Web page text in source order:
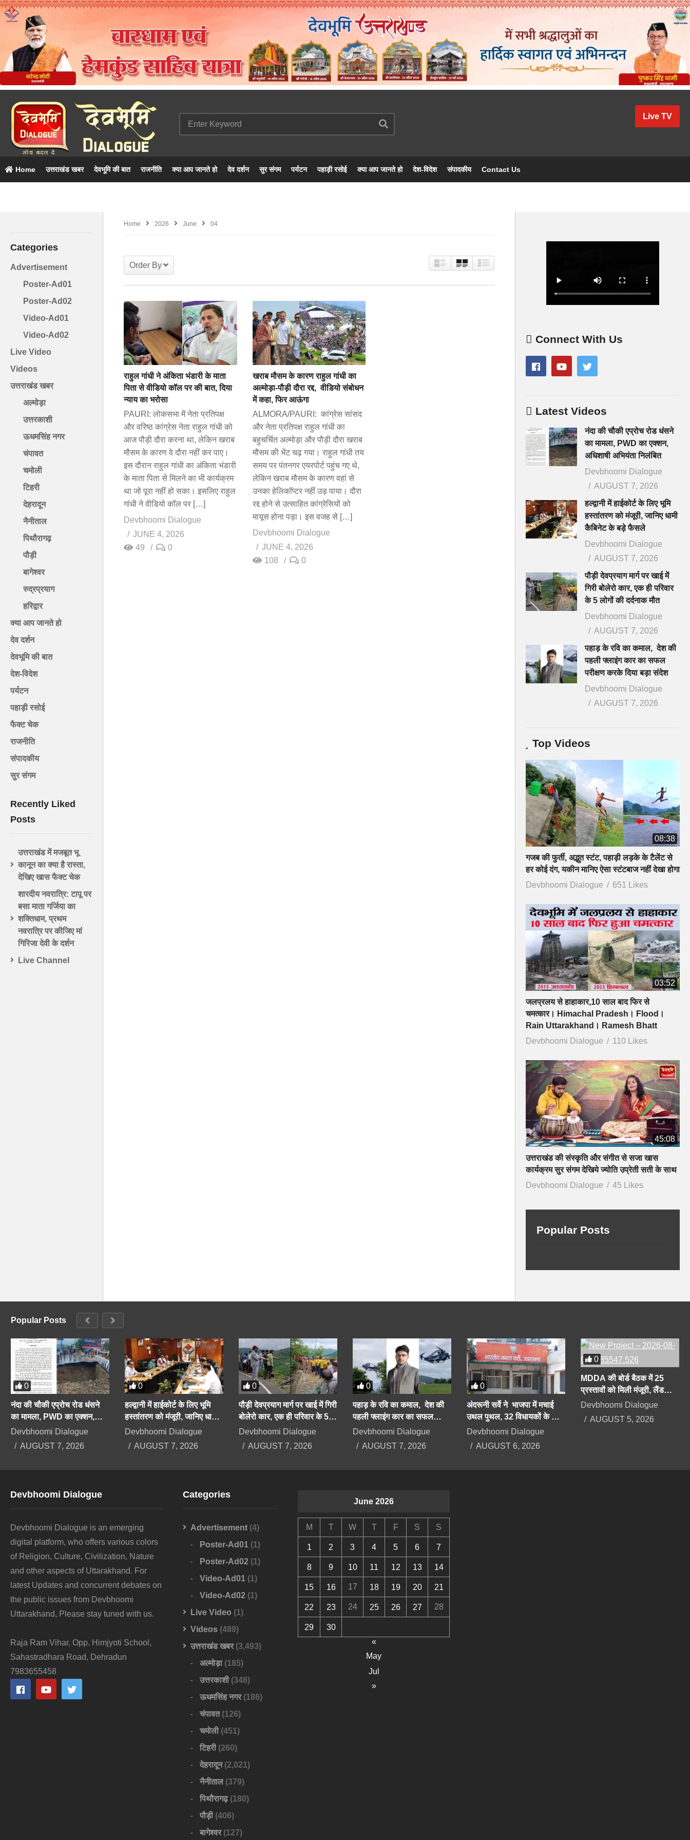
Live TV
Home उत्तराखंड खबर देवभूमि की बात राजनीति क्या आप जानते हो देव दर्शन सुर संगम पर्यटन पहाड़ी रसोई क्या आप जानते हो देश-विदेश संपादकीय Contact Us
Categories
Advertisement
Poster-Ad01
Poster-Ad02
Video-Ad01
Video-Ad02
Live Video
Videos
उत्तराखंड खबर
अल्मोड़ा
उत्तरकाशी
ऊधमसिंह नगर
चंपावत
चमोली
टिहरी
देहरादून
नैनीताल
पिथौरागढ़
पौड़ी
बागेश्वर
रुद्रप्रयाग
हरिद्वार
क्या आप जानते हो
देव दर्शन
देवभूमि की बात
देश-विदेश
पर्यटन
पहाड़ी रसोई
फैक्ट चेक
राजनीति
संपादकीय
सुर संगम
Recently Liked
Posts
उत्तराखंड में मजबूत भू
कानून का क्या है रास्ता,
देखिए खास फैक्ट चेक
शारदीय नवरात्रि: टापू पर
बसा माता गर्जिया का
शक्तिधाम, प्रथम
नवरात्रि पर कीजिए मां
गिरिजा देवी के दर्शन
Live Channel
Home 2026 June 04
Order By
राहुल गांधी ने अंकिता भंडारी के माता
पिता से वीडियो कॉल पर की बात, दिया
न्याय का भरोसा
PAURI: लोकसभा में नेता प्रतिपक्ष
और वरिष्ठ कांग्रेस नेता राहुल गांधी को
आज पौड़ी दौरा करना था, लेकिन खराब
मौसम के कारण वे दौरा नहीं कर पाए।
इस दौरान राहुल गांधी का अंकिता भंडारी
के माता पिता से मिलने का भी कार्यक्रम
था जो पूरा नहीं हो सका। इसलिए राहुल
गांधी ने वीडियो कॉल पर […]
Devbhoomi Dialogue
JUNE 4, 2026
49
0
खराब मौसम के कारण राहुल गांधी का
अल्मोड़ा-पौड़ी दौरा रद्द, वीडियो संबोधन
में कहा, फिर आऊंगा
ALMORA/PAURI: कांग्रेस सांसद
और नेता प्रतिपक्ष राहुल गांधी का
बहुचर्चित अल्मोड़ा और पौड़ी दौरा खराब
मौसम की भेंट चढ़ गया। राहुल गांधी तय
समय पर पंतनगर एयरपोर्ट पहुंच गए थे,
लेकिन खराब मौसम के कारण वहां से
उनका हेलिकॉप्टर नहीं उड़ पाया। दौरा
रद्द होने से उत्साहित कांग्रेसियों को
मायूस होना पड़ा। इस वजह से […]
Devbhoomi Dialogue
JUNE 4, 2026
108
0
Connect With Us
Latest Videos
नंदा की चौकी एप्रोच रोड धंसने
का मामला, PWD का एक्शन,
अधिशाषी अभियंता निलंबित
Devbhoomi Dialogue
AUGUST 7, 2026
हल्द्वानी में हाईकोर्ट के लिए भूमि
हस्तांतरण को मंजूरी, जानिए धामी
कैबिनेट के बड़े फैसले
Devbhoomi Dialogue
AUGUST 7, 2026
पौड़ी देवप्रयाग मार्ग पर खाई में
गिरी बोलेरो कार, एक ही परिवार
के 5 लोगों की दर्दनाक मौत
Devbhoomi Dialogue
AUGUST 7, 2026
पहाड़ के रवि का कमाल, देश की
पहली फ्लाइंग कार का सफल
परीक्षण करके दिया बड़ा संदेश
Devbhoomi Dialogue
AUGUST 7, 2026
Top Videos
08:38
गजब की फुर्ती, अद्भुत स्टंट, पहाड़ी लड़के के टैलेंट से
हर कोई दंग, यकीन मानिए ऐसा स्टंटबाज नहीं देखा होगा
Devbhoomi Dialogue
651 Likes
03:52
जलप्रलय से हाहाकार,10 साल बाद फिर से
चमत्कार। Himachal Pradesh। Flood।
Rain Uttarakhand। Ramesh Bhatt
Devbhoomi Dialogue
110 Likes
45:08
उत्तराखंड की संस्कृति और संगीत से सजा खास
कार्यक्रम सुर संगम देखिये ज्योति उप्रेती सती के साथ
Devbhoomi Dialogue
45 Likes
Popular Posts
Popular Posts
0
नंदा की चौकी एप्रोच रोड धंसने
का मामला, PWD का एक्शन,
अधिशाषी अभियंता निलंबित
Devbhoomi Dialogue
AUGUST 7, 2026
0
हल्द्वानी में हाईकोर्ट के लिए भूमि
हस्तांतरण को मंजूरी, जानिए धामी
कैबिनेट के बड़े फैसले
Devbhoomi Dialogue
AUGUST 7, 2026
0
पौड़ी देवप्रयाग मार्ग पर खाई में गिरी
बोलेरो कार, एक ही परिवार के 5
लोगों की दर्दनाक मौत
Devbhoomi Dialogue
AUGUST 7, 2026
0
पहाड़ के रवि का कमाल, देश की
पहली फ्लाइंग कार का सफल
परीक्षण करके दिया बड़ा संदेश
Devbhoomi Dialogue
AUGUST 7, 2026
0
अंदरूनी सर्वे ने भाजपा में मचाई
उथल पुथल, 32 विधायकों के कट
सकते हैं टिकट, सीएम को भी सेफ
Devbhoomi Dialogue
AUGUST 6, 2026
0
MDDA की बोर्ड बैठक में 25
प्रस्तावों को मिली मंजूरी, लैंड
पूलिंग, पर्यटन, औद्योगिक भवनों पर
Devbhoomi Dialogue
AUGUST 5, 2026
Devbhoomi Dialogue
Devbhoomi Dialogue is an emerging
digital platform, who offers various colors
of Religion, Culture, Civilization, Nature
and other aspects of Uttarakhand. For
latest Updates and concurrent debates on
the public issues from Devbhoomi
Uttarakhand, Please stay tuned with us.
Raja Ram Vihar, Opp. Himjyoti School,
Sahastradhara Road, Dehradun
7983655458
Categories
Advertisement (4)
Poster-Ad01 (1)
Poster-Ad02 (1)
Video-Ad01 (1)
Video-Ad02 (1)
Live Video (1)
Videos (489)
उत्तराखंड खबर(3,493)
अल्मोड़ा(185)
उत्तरकाशी(348)
ऊधमसिंह नगर(186)
चंपावत(126)
चमोली(451)
टिहरी(260)
देहरादून(2,021)
नैनीताल(379)
पिथौरागढ़(180)
पौड़ी(406)
बागेश्वर(127)
June 2026
M T W T F S S
1 2 3 4 5 6 7
8 9 10 11 12 13 14
15 16 17 18 19 20 21
22 23 24 25 26 27 28
29
30
«
May
Jul
»